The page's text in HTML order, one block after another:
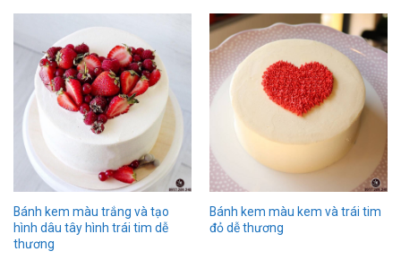
Bánh kem màu trắng và tạo
hình dâu tây hình trái tim dễ
thương
Bánh kem màu kem và trái tim
đỏ dễ thương